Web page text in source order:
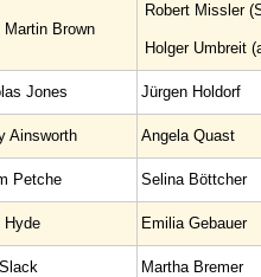
Martin Brown
Robert Missler
Holger Umbreit
Jones Jürgen Holdorf
Ainsworth Angela Quast
Petche Selina Böttcher
Hyde Emilia Gebauer
Martha Bremer